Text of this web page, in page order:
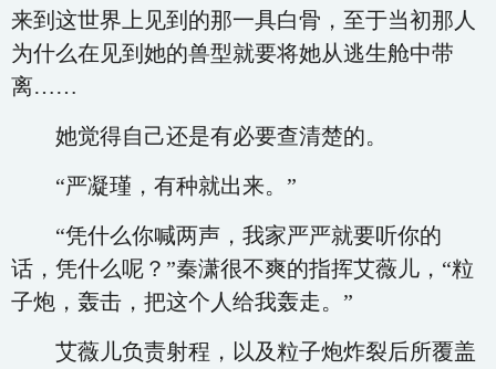
来到这世界上见到的那一具白骨，至于当初那人
为什么在见到她的兽型就要将她从逃生舱中带
离……
她觉得自己还是有必要查清楚的。
“严凝瑾，有种就出来。”
“凭什么你喊两声，我家严严就要听你的
话，凭什么呢？”秦潇很不爽的指挥艾薇儿，“粒
子炮，轰击，把这个人给我轰走。”
艾薇儿负责射程，以及粒子炮炸裂后所覆盖